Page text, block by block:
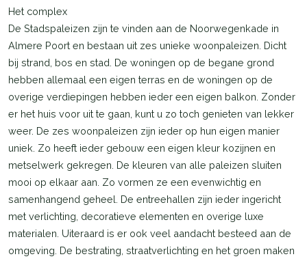
Het complex
De Stadspaleizen zijn te vinden aan de Noorwegenkade in
Almere Poort en bestaan uit zes unieke woonpaleizen. Dicht
bij strand, bos en stad. De woningen op de begane grond
hebben allemaal een eigen terras en de woningen op de
overige verdiepingen hebben ieder een eigen balkon. Zonder
er het huis voor uit te gaan, kunt u zo toch genieten van lekker
weer. De zes woonpaleizen zijn ieder op hun eigen manier
uniek. Zo heeft ieder gebouw een eigen kleur kozijnen en
metselwerk gekregen. De kleuren van alle paleizen sluiten
mooi op elkaar aan. Zo vormen ze een evenwichtig en
samenhangend geheel. De entreehallen zijn ieder ingericht
met verlichting, decoratieve elementen en overige luxe
materialen. Uiteraard is er ook veel aandacht besteed aan de
omgeving. De bestrating, straatverlichting en het groen maken